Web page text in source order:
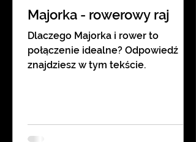
Majorka - rowerowy raj
Dlaczego Majorka i rower to
połączenie idealne? Odpowiedź
znajdziesz w tym tekście.